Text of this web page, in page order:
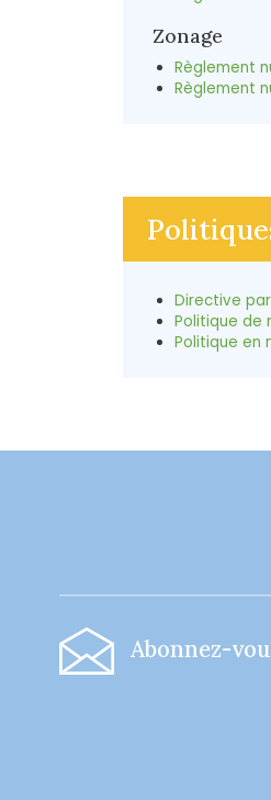
Zonage
Règlement
Règlement
Directive
Politique de
Politique en
Abonnez-